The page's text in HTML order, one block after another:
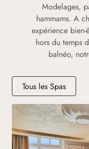
Modelages,
hammams. A
expérience
hors du temps
balnéo,
Tous les Spas